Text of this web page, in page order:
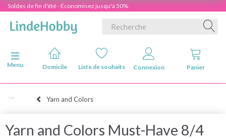
Soldes de fin d'été - Économisez jusqu'à 50%
Basculer la navigation
Menu
Domicile Liste de souhaits Connexion Panier
Yarn and Colors
Yarn and Colors Must-Have 8/4